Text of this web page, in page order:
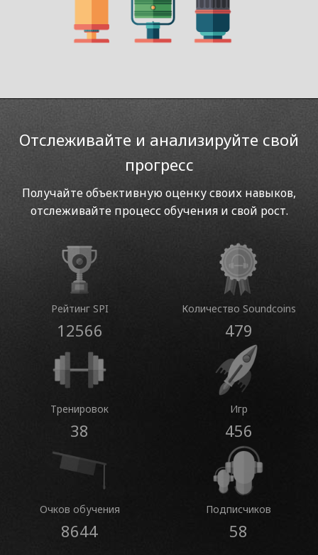
Отслеживайте и анализируйте свой
прогресс
Получайте объективную оценку своих навыков,
отслеживайте процесс обучения и свой рост.
Рейтинг SPI
12566
Количество Soundcoins
479
Тренировок
38
Игр
456
Очков обучения
8644
Подписчиков
58